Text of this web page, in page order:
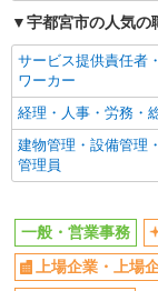
未経験歓迎
車通勤OK
宇都宮市の人気の
サービス提供責任者
ワーカー
経理・人事・労務・
建物管理・設備管理
管理員
一般・営業事務
上場企業・上場